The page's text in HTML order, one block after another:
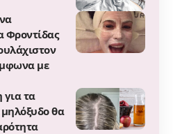
Φροντίδας
με
τα
θα